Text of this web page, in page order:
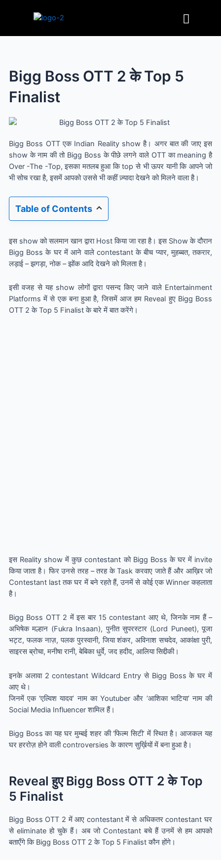
Menu
Bigg Boss OTT 2 के Top 5
Finalist
Bigg Boss OTT एक Indian Reality show है। अगर बात की जाए इस
show के नाम की तो Bigg Boss के पीछे लगने वाले OTT का meaning है
Over -The -Top, इसका मतलब हुआ कि top से भी ऊपर यानी कि आपने जो
भी सोच रखा है, इसमें आपको उससे भी कहीं ज़्यादा देखने को मिलने वाला है।
Table of Contents
इस show को सलमान खान द्वारा Host किया जा रहा है। इस Show के दौरान
Bigg Boss के घर में आने वाले contestant के बीच प्यार, मुहब्बत, तकरार,
लड़ाई – झगड़ा, नोक – झोंक आदि देखने को मिलता है।
इसी वजह से यह show लोगों द्वारा पसन्द किए जाने वाले Entertainment
Platforms में से एक बना हुआ है, जिसमें आज हम Reveal हुए Bigg Boss
OTT 2 के Top 5 Finalist के बारे में बात करेंगे।
इस Reality show में कुछ contestant को Bigg Boss के घर में invite
किया जाता है। फिर उनसे तरह – तरह के Task करवाए जाते हैं और आख़िर जो
Contestant last तक घर में बने रहते हैं, उनमें से कोई एक Winner कहलाता
है।
Bigg Boss OTT 2 में इस बार 15 contestant आए थे, जिनके नाम हैं –
अभिषेक मल्हान (Fukra Insaan), पुनीत सुपरस्टार (Lord Puneet), पूजा
भट्ट, फलक नाज़, पलक पुरस्वानी, जिया शंकर, अविनाश सचदेव, आकांक्षा पुरी,
साइरस ब्रोचा, मनीषा रानी, बेबिका धुर्वे, जद हदीद, आलिया सिद्दीकी।
इनके अलावा 2 contestant Wildcard Entry से Bigg Boss के घर में
आए थे।
जिनमें एक ‘एल्विश यादव’ नाम का Youtuber और ‘आशिका भाटिया’ नाम की
Social Media Influencer शामिल हैं।
Bigg Boss का यह घर मुम्बई शहर की ‘फिल्म सिटी’ में स्थित है। आजकल यह
घर हररोज़ होने वाली controversies के कारण सुर्ख़ियों में बना हुआ है।
Reveal हुए Bigg Boss OTT 2 के Top
5 Finalist
Bigg Boss OTT 2 में आए contestant में से अधिकतर contestant घर
से eliminate हो चुके हैं। अब जो Contestant बचे हैं उनमें से हम आपको
बताएँगे कि Bigg Boss OTT 2 के Top 5 Finalist कौन होंगे।